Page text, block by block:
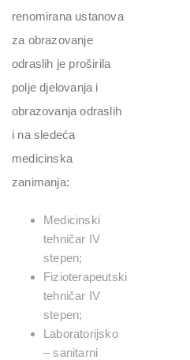
renomirana ustanova
za obrazovanje
odraslih je proširila
polje djelovanja i
obrazovanja odraslih
i na sledeća
medicinska
zanimanja:
Medicinski
tehničar IV
stepen;
Fizioterapeutski
tehničar IV
stepen;
Laboratorijsko
– sanitarni